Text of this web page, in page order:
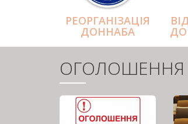
РЕОРГАНІЗАЦІЯ
ДОННАБА ДО
ОГОЛОШЕННЯ